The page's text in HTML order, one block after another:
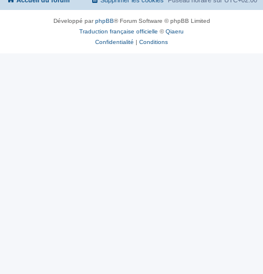
Développé parphpBB® Forum Software © phpBB Limited
Traduction française officielle ©Qiaeru
Confidentialité | Conditions